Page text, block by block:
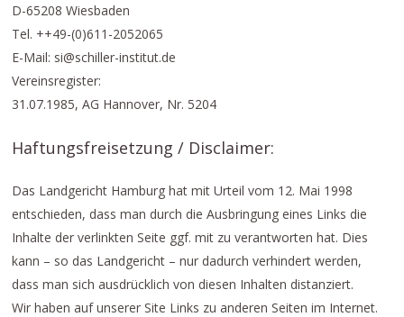
D-65208 Wiesbaden
Tel. ++49-(0)611-2052065
E-Mail: si@schiller-institut.de
Vereinsregister:
31.07.1985, AG Hannover, Nr. 5204
Haftungsfreisetzung / Disclaimer:
Das Landgericht Hamburg hat mit Urteil vom 12. Mai 1998
entschieden, dass man durch die Ausbringung eines Links die
Inhalte der verlinkten Seite ggf. mit zu verantworten hat. Dies
kann – so das Landgericht – nur dadurch verhindert werden,
dass man sich ausdrücklich von diesen Inhalten distanziert.
Wir haben auf unserer Site Links zu anderen Seiten im Internet.